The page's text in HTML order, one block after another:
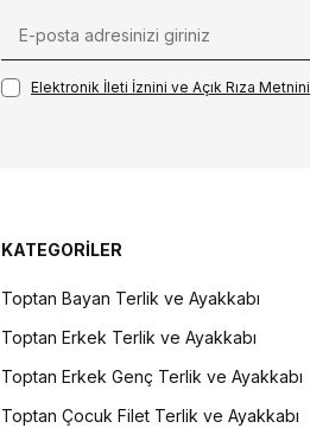
Elektronik İleti İzni‌ni ve Açık Rıza Metni‌ni
KATEGORİLER
Toptan Bayan Terlik ve Ayakkabı
Toptan Erkek Terlik ve Ayakkabı
Toptan Erkek Genç Terlik ve Ayakkabı
Toptan Çocuk Filet Terlik ve Ayakkabı